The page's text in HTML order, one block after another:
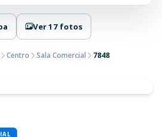
Ver 17 fotos
Centro Sala Comercial 7848